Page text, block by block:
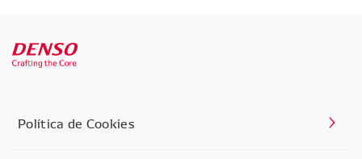
Política de Cookies